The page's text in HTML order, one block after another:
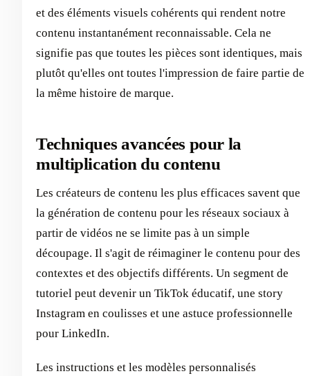
et des éléments visuels cohérents qui rendent notre
contenu instantanément reconnaissable. Cela ne
signifie pas que toutes les pièces sont identiques, mais
plutôt qu'elles ont toutes l'impression de faire partie de
la même histoire de marque.
Techniques avancées pour la
multiplication du contenu
Les créateurs de contenu les plus efficaces savent que
la génération de contenu pour les réseaux sociaux à
partir de vidéos ne se limite pas à un simple
découpage. Il s'agit de réimaginer le contenu pour des
contextes et des objectifs différents. Un segment de
tutoriel peut devenir un TikTok éducatif, une story
Instagram en coulisses et une astuce professionnelle
pour LinkedIn.
Les instructions et les modèles personnalisés